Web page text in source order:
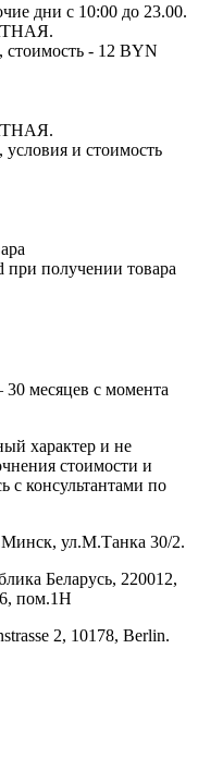
дни с 10:00 до 23.00.
стоимость - 12 BYN
и стоимость
получении товара
месяцев с момента
характер и не
стоимости и
с консультантами по
ул.М.Танка 30/2.
Беларусь, 220012,
пом.1Н
2, 10178, Berlin.